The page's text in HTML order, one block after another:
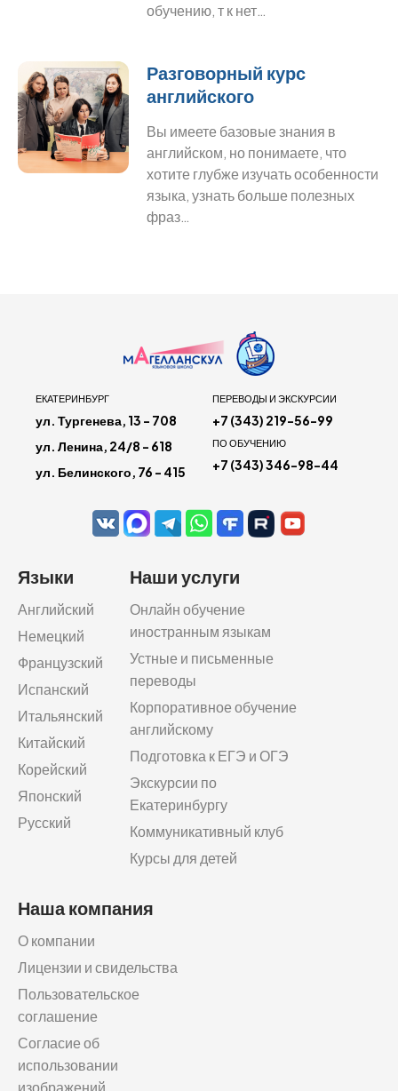
обучению, т к нет…
Разговорный курс
английского
Вы имеете базовые знания в
английском, но понимаете, что
хотите глубже изучать особенности
языка, узнать больше полезных
фраз…
ЕКАТЕРИНБУРГ
ул. Тургенева, 13 - 708
ул. Ленина, 24/8 - 618
ул. Белинского, 76 - 415
ПЕРЕВОДЫ И ЭКСКУРСИИ
+7 (343) 219-56-99
ПО ОБУЧЕНИЮ
+7 (343) 346-98-44
Языки
Английский
Немецкий
Французский
Испанский
Итальянский
Китайский
Корейский
Японский
Русский
Наши услуги
Онлайн обучение
иностранным языкам
Устные и письменные
переводы
Корпоративное обучение
английскому
Подготовка к ЕГЭ и ОГЭ
Экскурсии по
Екатеринбургу
Коммуникативный клуб
Курсы для детей
Наша компания
О компании
Лицензии и свидельства
Пользовательское
соглашение
Согласие об
использовании
изображений